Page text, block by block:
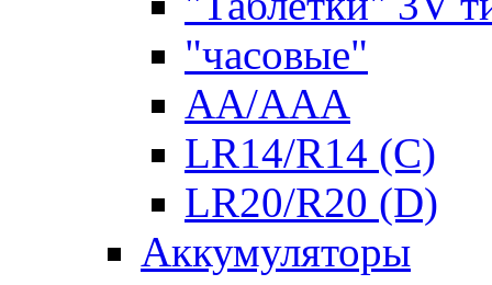
"часовые"
AA/AAA
LR14/R14 (C)
LR20/R20 (D)
Аккумуляторы